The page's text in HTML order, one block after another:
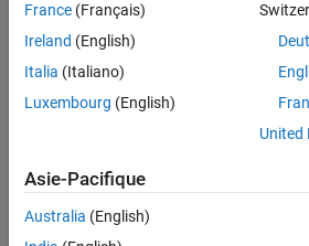
France (Français)
Ireland (English)
Italia (Italiano)
Luxembourg (English)
United
Asie-Pacifique
Australia (English)